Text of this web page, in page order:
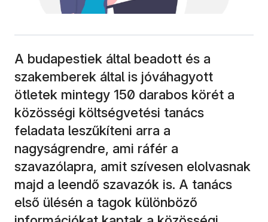
A budapestiek által beadott és a
szakemberek által is jóváhagyott
ötletek mintegy 150 darabos körét a
közösségi költségvetési tanács
feladata leszűkíteni arra a
nagyságrendre, ami ráfér a
szavazólapra, amit szívesen elolvasnak
majd a leendő szavazók is. A tanács
első ülésén a tagok különböző